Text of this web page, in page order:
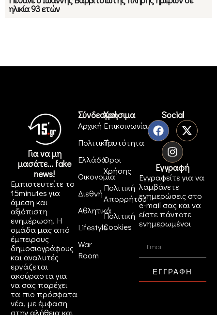
ηλικία 93 ετών
Για να μη
μασάτε... fake
news!
Εμπιστευτείτε το
15minutes για
άμεση και
αξιόπιστη
ενημέρωση. Η
ομάδα μας από
έμπειρους
δημοσιογράφους
και αναλυτές
εργάζεται
ακούραστα για
να σας παρέχει
τα πιο πρόσφατα
νέα, με έμφαση
στην αλήθεια και
Σύνδεσμοι
Αρχική
Πολιτική
Ελλάδα
Οικονομία
Διεθνή
Αθλητικά
Lifestyle
War
Room
Χρήσιμα
Επικοινωνία
Ταυτότητα
Όροι
Χρήσης
Πολιτική
Απορρήτου
Πολιτική
Cookies
Social
Εγγραφή
Εγγραφείτε για να
λαμβάνετε
ενημερώσεις στο
e-mail σας και να
είστε πάντοτε
ενημερωμένοι
ΕΓΓΡΑΦΗ